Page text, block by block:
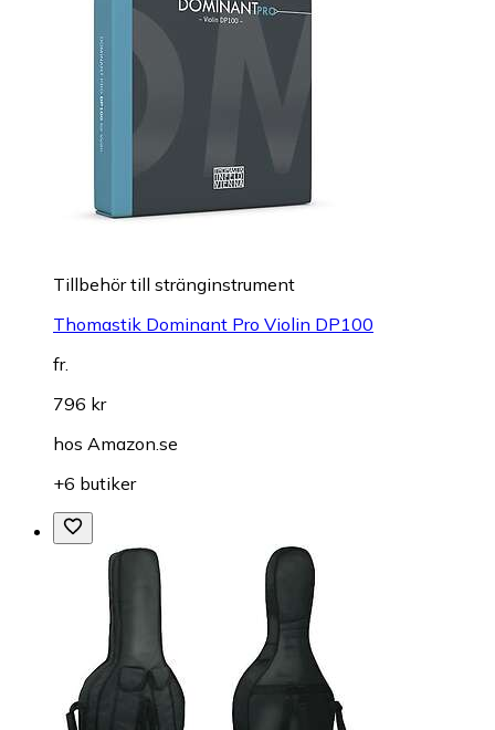
Till­be­hör till stränginstrument
Thomastik Dominant Pro Violin DP100
fr.
796 kr
hos Amazon.se
+6 butiker